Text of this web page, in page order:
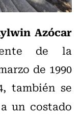
Azócar
de la
de 1990
también se
un costado